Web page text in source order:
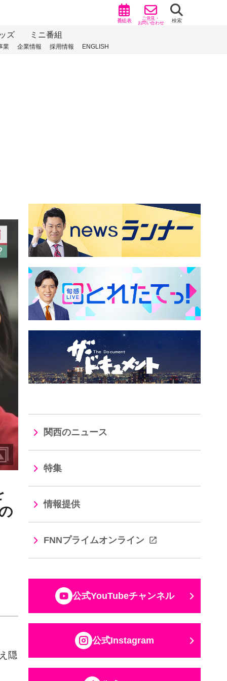
番組表 ご意見・
お問い合わせ 検索
ズ ミニ番組
業 企業情報 採用情報 ENGLISH
隠
関西のニュース
特集
情報提供
FNNプライムオンライン
公式YouTubeチャンネル
公式Instagram